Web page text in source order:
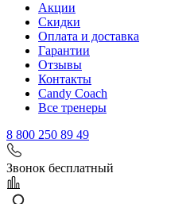
Акции
Скидки
Оплата и доставка
Гарантии
Отзывы
Контакты
Candy Coach
Все тренеры
8 800 250 89 49
Звонок бесплатный